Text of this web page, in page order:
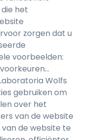
het
zorgen dat u
voorbeelden:
Wolfs
gebruiken om
over het
van de website
de website te